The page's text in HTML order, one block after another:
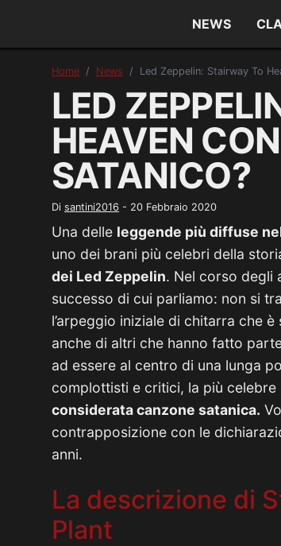
NEWS
Home News Led Zeppelin: Stairway To
LED
HEAVEN
SATANICO?
Di santini2016 - 20 Febbraio 2020
Una delle leggende più diffuse
uno dei brani più celebri della
dei Led Zeppelin. Nel corso degli
successo di cui parliamo: non si
l’arpeggio iniziale di chitarra che
anche di altri che hanno fatto
ad essere al centro di una lunga
complottisti e critici, la più
considerata canzone satanica.
contrapposizione con le
anni.
La descrizione di
Plant